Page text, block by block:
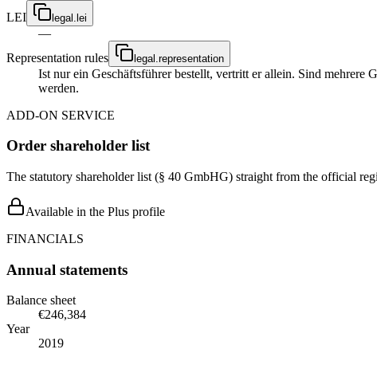
LEI
legal.lei
—
Representation rules
legal.representation
Ist nur ein Geschäftsführer bestellt, vertritt er allein. Sind mehrere
werden.
ADD-ON SERVICE
Order shareholder list
The statutory shareholder list (§ 40 GmbHG) straight from the official
Available in the Plus profile
FINANCIALS
Annual statements
Balance sheet
€246,384
Year
2019